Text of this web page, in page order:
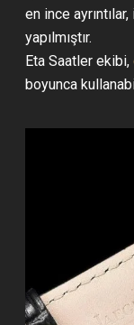
en ince
yapılmıştır.
Eta Saatler ekibi,
boyunca